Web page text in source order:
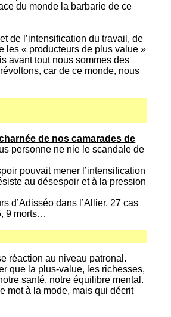
du monde la barbarie de ce
de l’intensification du travail, de
les « producteurs de plus value »
avant tout nous sommes des
car de ce monde, nous
de nos camarades de
personne ne nie le scandale de
pouvait mener l’intensification
au désespoir et à la pression
d’Adisséo dans l’Allier, 27 cas
9 morts…
réaction au niveau patronal.
que la plus-value, les richesses,
santé, notre équilibre mental.
mot à la mode, mais qui décrit